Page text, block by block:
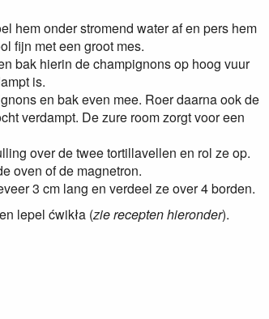
hem onder stromend water af en pers hem
fijn met een groot mes.
bak hierin de champignons op hoog vuur
is.
en bak even mee. Roer daarna ook de
verdampt. De zure room zorgt voor een
over de twee tortillavellen en rol ze op.
oven of de magnetron.
3 cm lang en verdeel ze over 4 borden.
lepel ćwikła (zie recepten hieronder).